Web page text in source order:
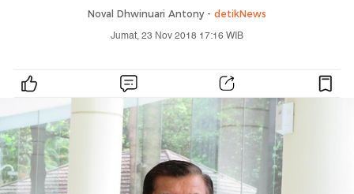
Noval Dhwinuari Antony - detikNews
Jumat, 23 Nov 2018 17:16 WIB